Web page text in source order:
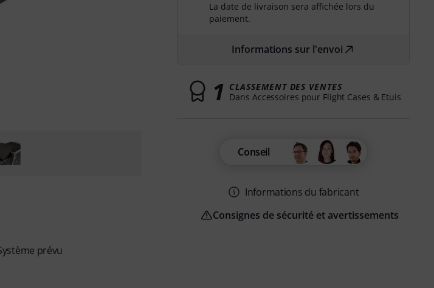
prévu
La date de livraison sera affichée lors du
paiement.
Informations sur l'envoi
1 CLASSEMENT DES VENTES
Dans Accessoires pour Flight Cases & Etuis
Conseil
Informations du fabricant
Consignes de sécurité et avertissements